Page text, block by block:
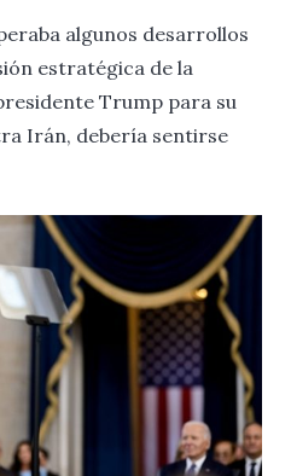
algunos desarrollos
estratégica de la
Trump para su
Irán, debería sentirse